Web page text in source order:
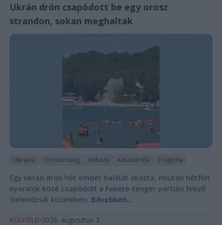
Ukrán drón csapódott be egy orosz
strandon, sokan meghaltak
Ukrajna Oroszország Háború Katasztrófa Tragédia
Egy ukrán drón hét ember halálát okozta, miután hétfőn
nyaralók közé csapódott a Fekete-tenger partján fekvő
Gelendzsik közelében. Bővebben...
KÜLFÖLD 2026. augusztus 3.